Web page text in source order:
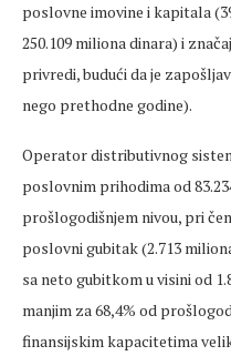
poslovne imovine i kapitala
250.109 miliona dinara) i
privredi, budući da je
nego prethodne godine).
Operator distributivnog
poslovnim prihodima od
prošlogodišnjem nivou, pri
poslovni gubitak (2.713
sa neto gubitkom u visini od
manjim za 68,4% od
finansijskim kapacitetima